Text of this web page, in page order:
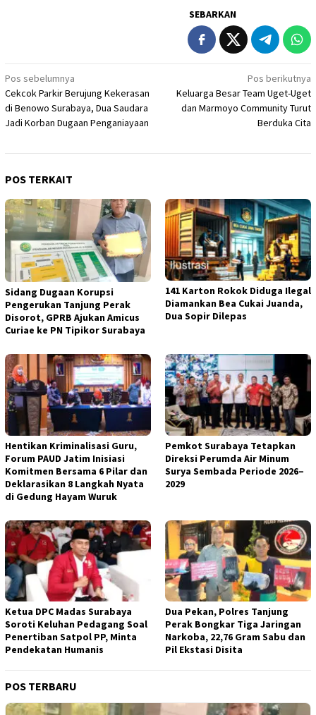
SEBARKAN
Navigasi
pos
Pos sebelumnya
Cekcok Parkir Berujung Kekerasan
di Benowo Surabaya, Dua Saudara
Jadi Korban Dugaan Penganiayaan
Pos berikutnya
Keluarga Besar Team Uget-Uget
dan Marmoyo Community Turut
Berduka Cita
POS TERKAIT
Sidang Dugaan Korupsi
Pengerukan Tanjung Perak
Disorot, GPRB Ajukan Amicus
Curiae ke PN Tipikor Surabaya
141 Karton Rokok Diduga Ilegal
Diamankan Bea Cukai Juanda,
Dua Sopir Dilepas
Hentikan Kriminalisasi Guru,
Forum PAUD Jatim Inisiasi
Komitmen Bersama 6 Pilar dan
Deklarasikan 8 Langkah Nyata
di Gedung Hayam Wuruk
Pemkot Surabaya Tetapkan
Direksi Perumda Air Minum
Surya Sembada Periode 2026–
2029
Ketua DPC Madas Surabaya
Soroti Keluhan Pedagang Soal
Penertiban Satpol PP, Minta
Pendekatan Humanis
Dua Pekan, Polres Tanjung
Perak Bongkar Tiga Jaringan
Narkoba, 22,76 Gram Sabu dan
Pil Ekstasi Disita
POS TERBARU